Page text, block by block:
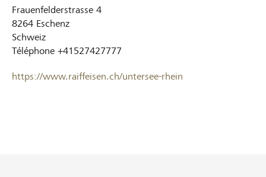
Frauenfelderstrasse 4
8264 Eschenz
Schweiz
Téléphone +41527427777
https://www.raiffeisen.ch/untersee-rhein